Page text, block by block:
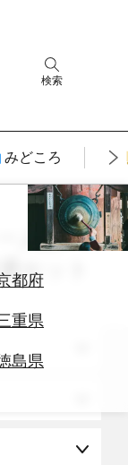
検索
みどころ
都府
重県
島県
人旅 × 6
セット